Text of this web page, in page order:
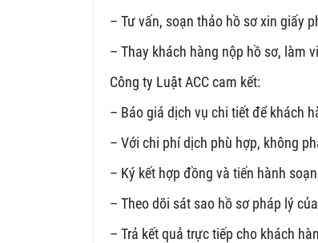
– Tư vấn, soạn thảo hồ sơ xin giấy
– Thay khách hàng nộp hồ sơ, làm
Công ty Luật ACC cam kết:
– Báo giá dịch vụ chi tiết để khách
– Với chi phí dịch phù hợp, không
– Ký kết hợp đồng và tiến hành
– Theo dõi sát sao hồ sơ pháp lý
– Trả kết quả trực tiếp cho khách